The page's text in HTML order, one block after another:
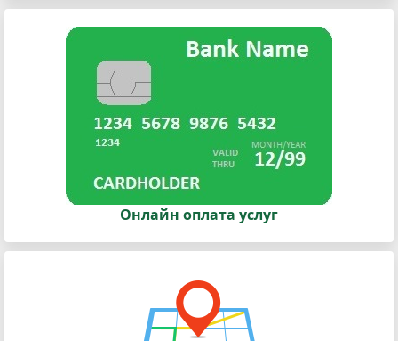
Онлайн оплата услуг